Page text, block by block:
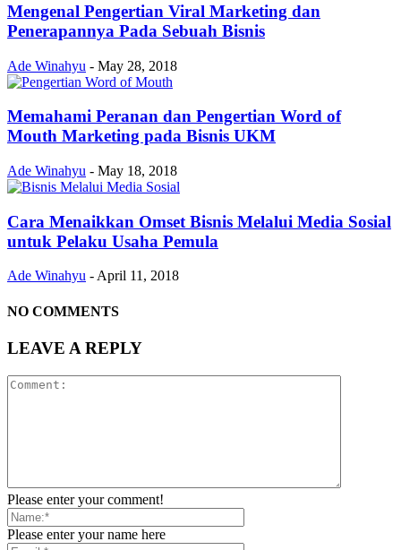
Mengenal Pengertian Viral Marketing dan
Penerapannya Pada Sebuah Bisnis
Ade Winahyu - May 28, 2018
Memahami Peranan dan Pengertian Word of
Mouth Marketing pada Bisnis UKM
Ade Winahyu - May 18, 2018
Cara Menaikkan Omset Bisnis Melalui Media Sosial
untuk Pelaku Usaha Pemula
Ade Winahyu -April 11, 2018
NO COMMENTS
LEAVE A REPLY
Please enter your comment!
Please enter your name here